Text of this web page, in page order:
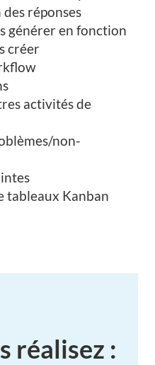
réponses
générer en fonction
créer
activités de
non-
tableaux Kanban
réalisez :